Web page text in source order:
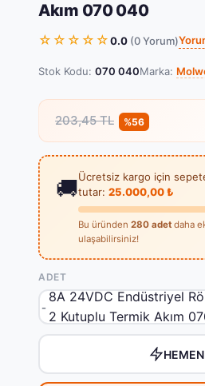
Akım 070 040
☆☆☆☆☆0.0 (0 Yorum)
Stok Kodu: 070 040Marka:
203,45 TL %56
🚚Ücretsiz kargo için
tutar: 25.000,00 ₺
Bu üründen 280 adetdaha
ulaşabilirsiniz!
ADET
MOLWEX Röle Bobini 2CO
8A 24VDC Endüstriyel
2 Kutuplu Termik Akım
040 adet